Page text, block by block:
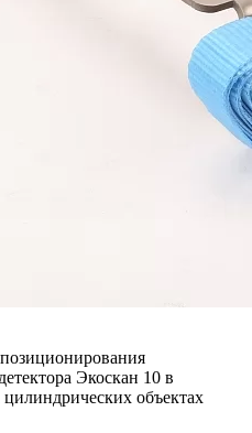
Экоскан 10 в
объектах